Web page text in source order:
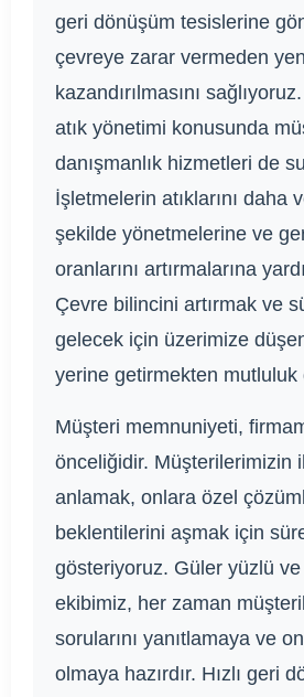
geri dönüşüm tesislerine
çevreye zarar vermeden
kazandırılmasını
atık yönetimi konusunda
danışmanlık hizmetleri de
İşletmelerin atıklarını daha
şekilde yönetmelerine ve
oranlarını artırmalarına
Çevre bilincini artırmak ve
gelecek için üzerimize
yerine getirmekten mutluluk
Müşteri memnuniyeti,
önceliğidir. Müşterilerimizin
anlamak, onlara özel
beklentilerini aşmak için
gösteriyoruz. Güler yüzlü ve
ekibimiz, her zaman
sorularını yanıtlamaya ve
olmaya hazırdır. Hızlı geri